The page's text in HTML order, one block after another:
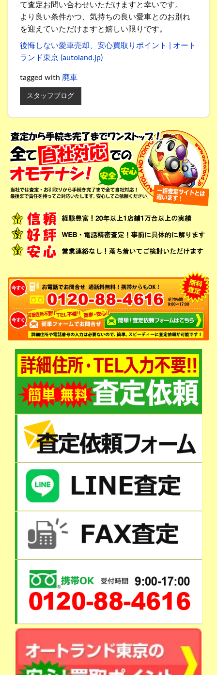
て査定お問い合わせいただけますと幸いです。
より良い条件かつ、気持ちの良い愛車とのお別れ
を迎えていただけますと嬉しい限りです。
後悔しない愛車売却、安心買取りポイント | オート
ランド東京 (autoland.jp)
tagged with 廃車
スタッフブログ